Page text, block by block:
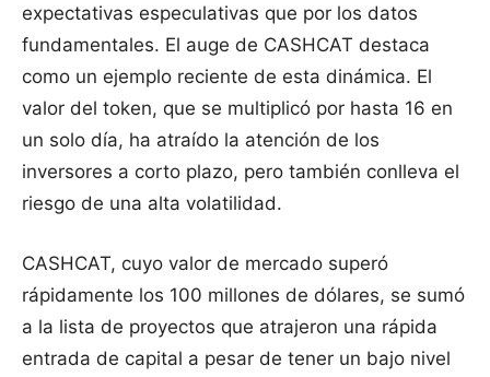
expectativas especulativas que por los datos
fundamentales. El auge de CASHCAT destaca
como un ejemplo reciente de esta dinámica. El
valor del token, que se multiplicó por hasta 16 en
un solo día, ha atraído la atención de los
inversores a corto plazo, pero también conlleva el
riesgo de una alta volatilidad.
CASHCAT, cuyo valor de mercado superó
rápidamente los 100 millones de dólares, se sumó
a la lista de proyectos que atrajeron una rápida
entrada de capital a pesar de tener un bajo nivel